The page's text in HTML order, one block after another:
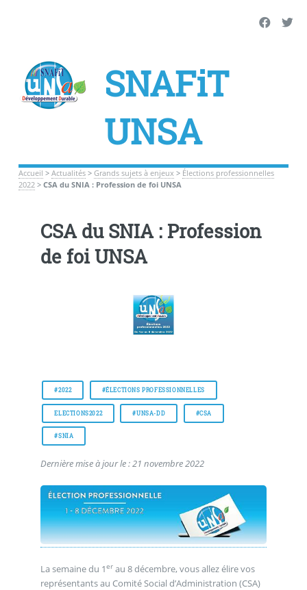
SNAFiT
UNSA
Accueil > Actualités> Grands sujets à enjeux > Élections professionnelles
2022> CSA du SNIA : Profession de foi UNSA
CSA du SNIA : Profession
de foi UNSA
#2022 #ÉLECTIONS PROFESSIONNELLES
ELECTIONS2022 #UNSA-DD #CSA
#SNIA
Dernière mise à jour le : 21 novembre 2022
La semaine du 1erau 8 décembre, vous allez élire vos
représentants au Comité Social d’Administration (CSA)